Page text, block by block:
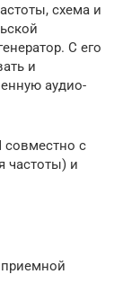
схема и
С его
и
аудио-
совместно с
частоты) и